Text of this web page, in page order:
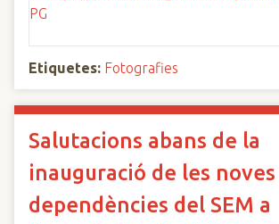
Etiquetes: Fotografies
Salutacions abans de la
inauguració de les noves
dependències del SEM a